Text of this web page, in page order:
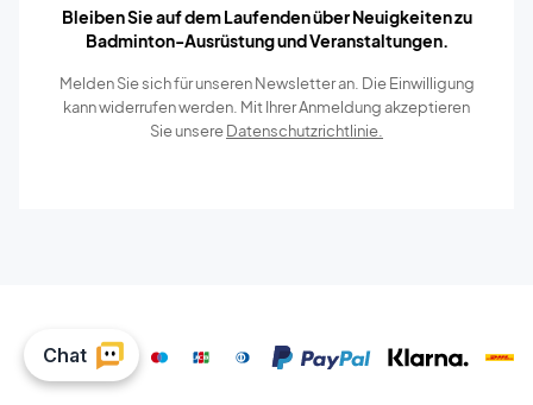
Bleiben Sie auf dem Laufenden über Neuigkeiten zu
Badminton-Ausrüstung und Veranstaltungen.
Melden Sie sich für unseren Newsletter an. Die Einwilligung
kann widerrufen werden. Mit Ihrer Anmeldung akzeptieren
Sie unsereDatenschutzrichtlinie.